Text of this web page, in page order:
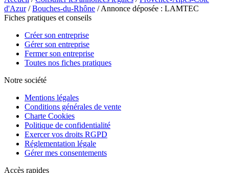
d'Azur/Bouches-du-Rhône / Annonce déposée : LAMTEC
Fiches pratiques et conseils
Créer son entreprise
Gérer son entreprise
Fermer son entreprise
Toutes nos fiches pratiques
Notre société
Mentions légales
Conditions générales de vente
Charte Cookies
Politique de confidentialité
Exercer vos droits RGPD
Réglementation légale
Gérer mes consentements
Accès rapides